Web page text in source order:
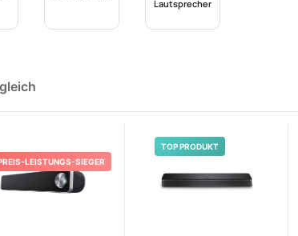
Lautsprecher
LEISTUNGS-SIEGER
TOP PRODUKT